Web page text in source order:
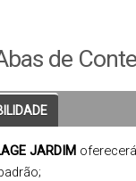
com áreas que
visita, venha
de
JARDIM